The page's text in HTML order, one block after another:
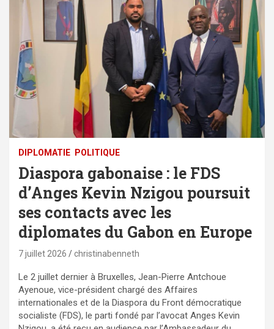
DIPLOMATIE POLITIQUE
Diaspora gabonaise : le FDS
d’Anges Kevin Nzigou poursuit
ses contacts avec les
diplomates du Gabon en Europe
7 juillet 2026 christinabenneth
Le 2 juillet dernier à Bruxelles, Jean-Pierre Antchoue
Ayenoue, vice-président chargé des Affaires
internationales et de la Diaspora du Front démocratique
socialiste (FDS), le parti fondé par l’avocat Anges Kevin